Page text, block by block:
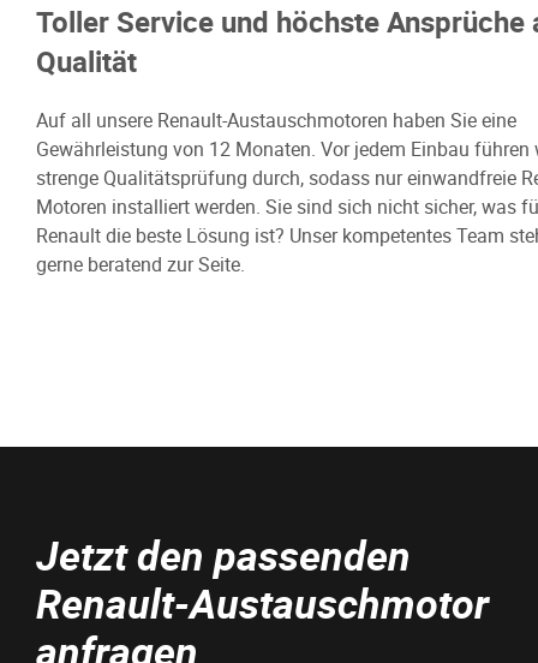
Toller Service und höchste Ansprüche
Qualität
Auf all unsere Renault-Austauschmotoren haben Sie eine
Gewährleistung von 12 Monaten. Vor jedem Einbau führen
strenge Qualitätsprüfung durch, sodass nur einwandfreie
Motoren installiert werden. Sie sind sich nicht sicher, was
Renault die beste Lösung ist? Unser kompetentes Team
gerne beratend zur Seite.
Jetzt den passenden
Renault-Austauschmotor
anfragen